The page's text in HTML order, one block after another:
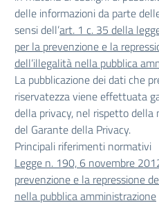
delle informazioni da parte
sensi dell’art. 1 c. 35 della
per la prevenzione e la
dell’illegalità nella pubblica
La pubblicazione dei dati che
riservatezza viene effettuata
della privacy, nel rispetto
del Garante della Privacy.
Principali riferimenti normativi
Legge n. 190, 6 novembre
prevenzione e la repressione
nella pubblica amministrazione